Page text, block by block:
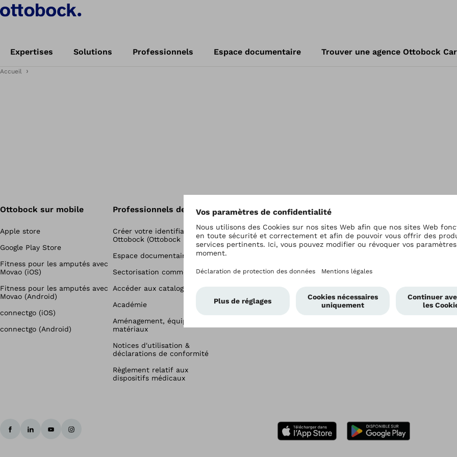
Expertises Solutions Professionnels Espace documentaire Trouver une agence Ottobock
Accueil
Ottobock sur mobile
Apple store
Google Play Store
Fitness pour les amputés avec
Movao (iOS)
Fitness pour les amputés avec
Movao (Android)
connectgo (iOS)
connectgo (Android)
Professionnels de santé
Créer votre identifiant unique
Ottobock (Ottobock ID)
Espace documentaire
Sectorisation commerciale
Accéder aux catalogues
Académie
Aménagement, équipements &
matériaux
Notices d'utilisation &
déclarations de conformité
Règlement relatif aux
dispositifs médicaux
Liens utiles
Nous recrutons
Ottobock.care
ciblée (TMR)